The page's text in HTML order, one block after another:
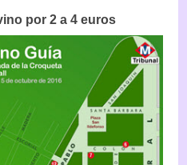
por 2 a 4 euros